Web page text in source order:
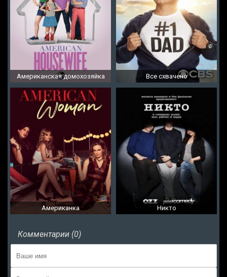
Американская домохозяйка Все схвачено
Американка Никто
Комментарии (0)